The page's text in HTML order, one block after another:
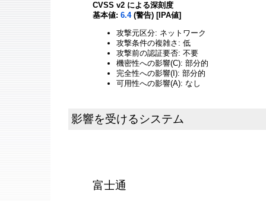
CVSS v2 による深刻度
基本値: 6.4(警告) [IPA値]
攻撃元区分: ネットワーク
攻撃条件の複雑さ: 低
攻撃前の認証要否: 不要
機密性への影響(C): 部分的
完全性への影響(I): 部分的
可用性への影響(A): なし
影響を受けるシステム
富士通